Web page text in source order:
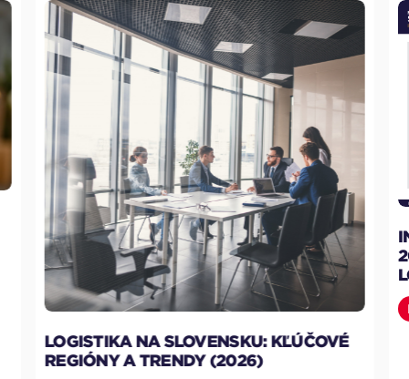
Reporty 18.06.2026
INDUSTRIÁLNY TRH NA SLOVENSKU Q1
2026: DOPYT PO SKLADOVÝCH A
LOGISTICKÝCH PRIESTOROCH RASTIE